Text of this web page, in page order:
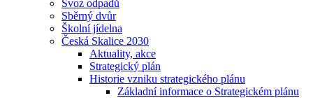
Svoz odpadů
Sběrný dvůr
Školní jídelna
Česká Skalice 2030
Aktuality, akce
Strategický plán
Historie vzniku strategického plánu
Základní informace o Strategickém plánu